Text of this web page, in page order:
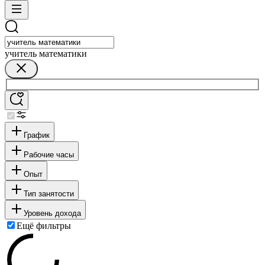
учитель математики
График
Рабочие часы
Опыт
Тип занятости
Уровень дохода
Ещё фильтры